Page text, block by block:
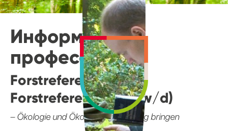
Информация о
профессии
Forstreferendarin /
Forstreferendar (m/w/d)
– Ökologie und Ökonomie in Einklang bringen